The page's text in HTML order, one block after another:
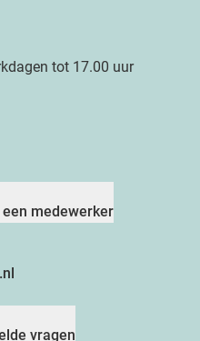
tot 17.00 uur
medewerker
vragen